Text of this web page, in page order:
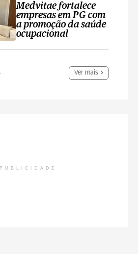
Medvitae fortalece
empresas em PG com
a promoção da saúde
ocupacional
Ver mais
PUBLICIDADE